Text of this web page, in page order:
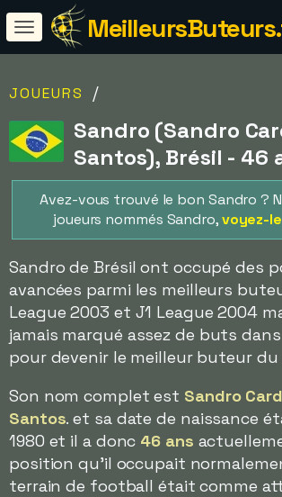
JOUEURS /
Sandro (Sandro
Santos), Brésil - 46
Avez-vous trouvé le bon Sandro ?
joueurs nommés Sandro,voyez-
Sandro de Brésil ont occupé des
avancées parmi les meilleurs
League 2003 et J1 League 2004
jamais marqué assez de buts
pour devenir le meilleur buteur
Son nom complet est Sandro
Santos. et sa date de naissance
1980 et il a donc 46 ans
position qu'il occupait
terrain de football était comme